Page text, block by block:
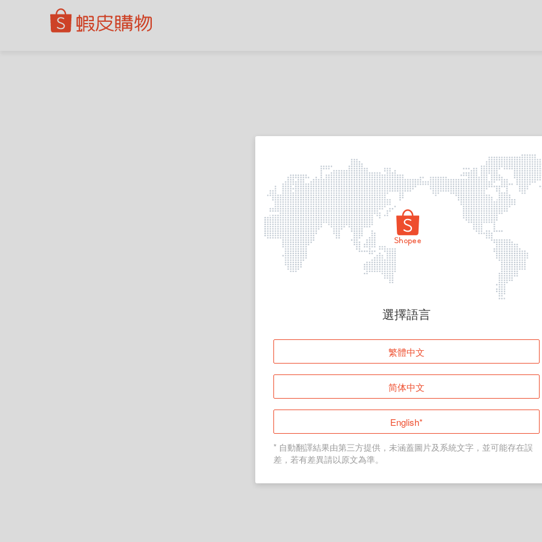
頁面無法顯示
登入
返回首頁
選擇語言
繁體中文
简体中文
English*
* 自動翻譯結果由第三方提供，未涵蓋圖片及系統文字，並可能存在誤
差，若有差異請以原文為準。